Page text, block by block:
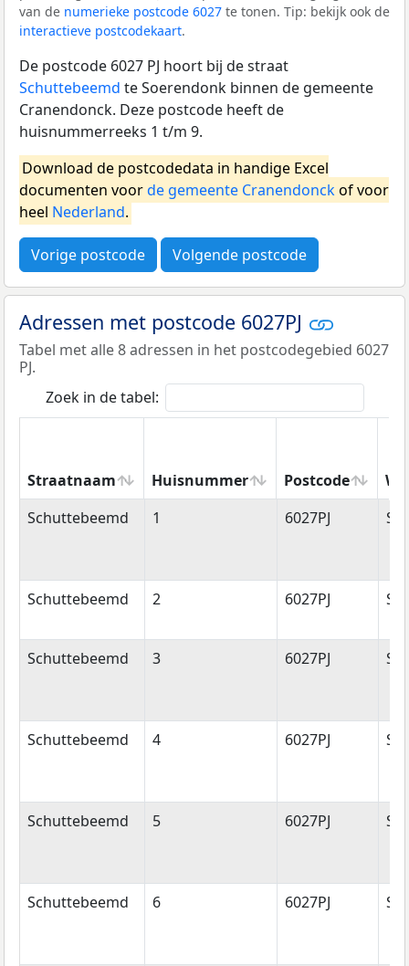
van de numerieke postcode 6027 te tonen. Tip: bekijk ook de
interactieve postcodekaart.
De postcode 6027 PJ hoort bij de straat
Schuttebeemd te Soerendonk binnen de gemeente
Cranendonck. Deze postcode heeft de
huisnummerreeks 1 t/m 9.
Download de postcodedata in handige Excel
documenten voorde gemeente Cranendonckof voor
heel Nederland.
Vorige postcode Volgende postcode
Adressen met postcode 6027PJ
Tabel met alle 8 adressen in het postcodegebied 6027
PJ.
Zoek in de tabel:
Straatnaam Huisnummer Postcode
Straatnaam
Huisnummer Postcode
Schuttebeemd 1 6027PJ
Schuttebeemd 2 6027PJ
Schuttebeemd 3 6027PJ
Schuttebeemd 4 6027PJ
Schuttebeemd 5 6027PJ
Schuttebeemd 6 6027PJ